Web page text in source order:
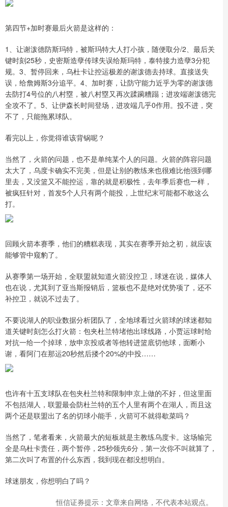
第四节+加时赛最后火箭是这样的：
1、让谢泼德防斯玛特，被斯玛特大人打小孩，随便取分/2、最后关
键时刻25秒，史密斯造孽传球失误给斯玛特，泰特接力造孽3分犯
规。3、暂停回来，乌杜卡让控运极差的谢泼德去持球。直接送失
误，给詹姆斯3分追平。4、加时赛，让防守能力近乎为零的谢泼德
去防打4号位的八村塁，被八村塁又再次蹂躏糟蹋；进攻端谢泼德完
全攻不了。5、让伊森长时间登场，进攻端几乎0作用。投不进，突
不了，只能拖累球队。
看完以上，你觉得谁该背锅呢？
当然了，火箭的问题，也不是单纯某个人的问题。火箭的阵容问题
太大了，乌度卡确实不完美，但是让别的教练来也很难比他强到哪
里去，又没篮又不能控运，靠的就是积极性，去年季后赛也一样，
被疯狂针对，首发5个人只有两个能投，上世纪末可能都不敢这么
打。
回顾火箭本赛季，他们的糟糕表现，其实在赛季开始之初，就应该
能够管中窥豹了。
从赛季第一场开始，全联盟就知道火箭没控卫，球迷在说，媒体人
也在说，尤其到了亚当斯报销后，篮板也不是绝对优势项了，还不
补控卫，就说不过去了。
不要说湖人的职业数据分析团队了，全地球看过火箭球的球迷都知
道关键时刻怎么打火箭：包夹杜兰特堵他出球线路，小贾运球时给
对抗一给一个掉球，放申京投或者等他转进篮底切他球，面断小
谢，看阿门在那运20秒然后搂个20%的中投……
也许有十五支球队在包夹杜兰特和限制申京上做的不好，但这里面
不包括湖人，联盟最会防杜兰特的五个人里有两个在湖人，而且这
两个还是联盟出了名的切球小能手，火箭可不就得歇菜吗？
当然了，笔者看来，火箭最大的短板就是主教练乌度卡。这场输完
全是乌杜卡责任，两个暂停，25秒领先6分，第一次你不叫就算了，
第二次叫了布置的什么东西，我到现在都没想明白。
球迷朋友，你想明白了吗？
恒信证券提示：文章来自网络，不代表本站观点。